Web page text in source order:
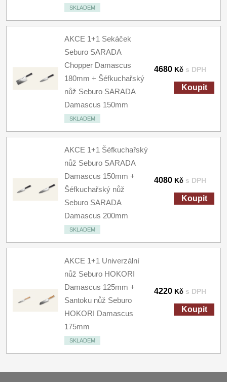
SKLADEM
AKCE 1+1 Sekáček
Seburo SARADA
Chopper Damascus
180mm + Šéfkuchařský
nůž Seburo SARADA
Damascus 150mm
SKLADEM
4680 Kč s DPH
Koupit
AKCE 1+1 Šéfkuchařský
nůž Seburo SARADA
Damascus 150mm +
Šéfkuchařský nůž
Seburo SARADA
Damascus 200mm
SKLADEM
4080 Kč s DPH
Koupit
AKCE 1+1 Univerzální
nůž Seburo HOKORI
Damascus 125mm +
Santoku nůž Seburo
HOKORI Damascus
175mm
SKLADEM
4220 Kč s DPH
Koupit